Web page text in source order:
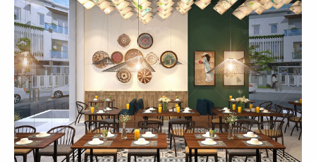
19
DRAGON HOTPOT
CN Landmark 81
20
DRAGON HOTPOT
CN Trần Quang Khải